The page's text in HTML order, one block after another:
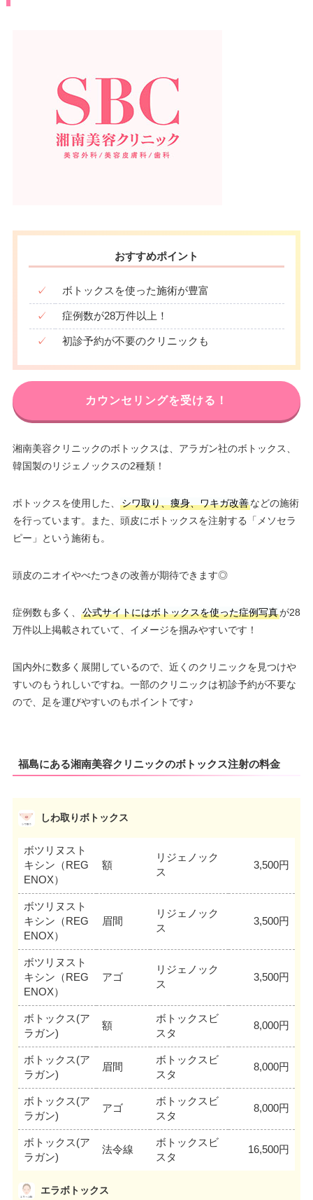
おすすめポイント
✓ ボトックスを使った施術が豊富
✓ 症例数が28万件以上！
✓ 初診予約が不要のクリニックも
カウンセリングを受ける！
湘南美容クリニックのボトックスは、アラガン社のボトックス、
韓国製のリジェノックスの2種類！
ボトックスを使用した、 シワ取り、痩身、ワキガ改善などの施術
を行っています。また、頭皮にボトックスを注射する「メソセラ
ピー」という施術も。
頭皮のニオイやべたつきの改善が期待できます◎
症例数も多く、 公式サイトにはボトックスを使った症例写真が28
万件以上掲載されていて、イメージを掴みやすいです！
国内外に数多く展開しているので、近くのクリニックを見つけや
すいのもうれしいですね。一部のクリニックは初診予約が不要な
ので、足を運びやすいのもポイントです♪
福島にある湘南美容クリニックのボトックス注射の料金
しわ取りボトックス
ボツリヌスト
キシン（REG
ENOX）
額
リジェノック
ス
3,500円
ボツリヌスト
キシン（REG
ENOX）
眉間
リジェノック
ス
3,500円
ボツリヌスト
キシン（REG
ENOX）
アゴ
リジェノック
ス
3,500円
ボトックス(ア
ラガン)
額
ボトックスビ
スタ
8,000円
ボトックス(ア
ラガン)
眉間
ボトックスビ
スタ
8,000円
ボトックス(ア
ラガン)
アゴ
ボトックスビ
スタ
8,000円
ボトックス(ア
ラガン)
法令線
ボトックスビ
スタ
16,500円
エラボトックス